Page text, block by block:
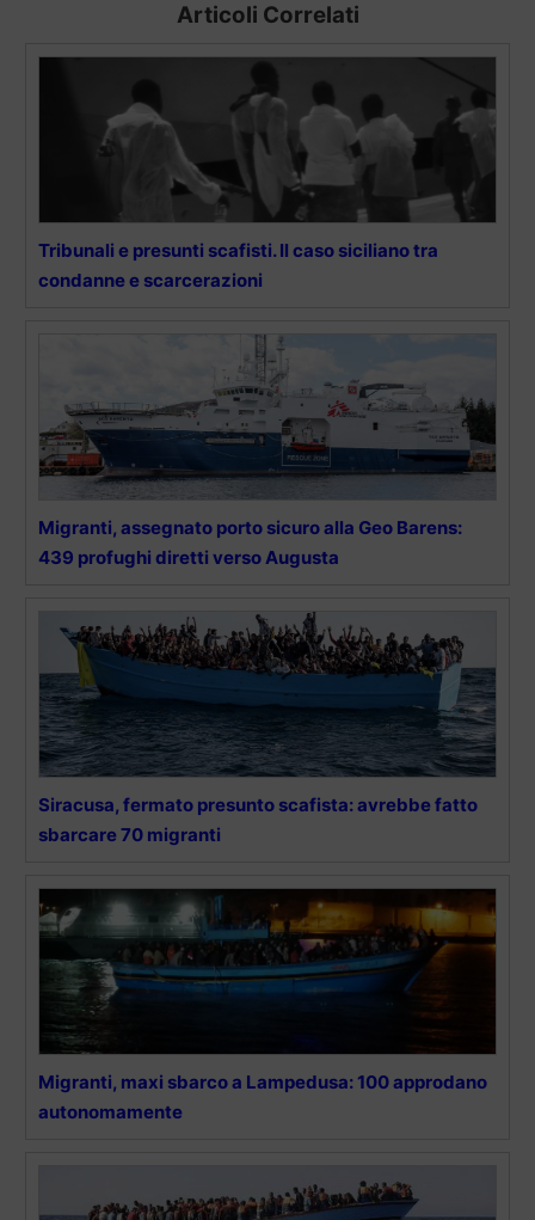
Articoli Correlati
Tribunali e presunti scafisti. Il caso siciliano tra
condanne e scarcerazioni
Migranti, assegnato porto sicuro alla Geo Barens:
439 profughi diretti verso Augusta
Siracusa, fermato presunto scafista: avrebbe fatto
sbarcare 70 migranti
Migranti, maxi sbarco a Lampedusa: 100 approdano
autonomamente